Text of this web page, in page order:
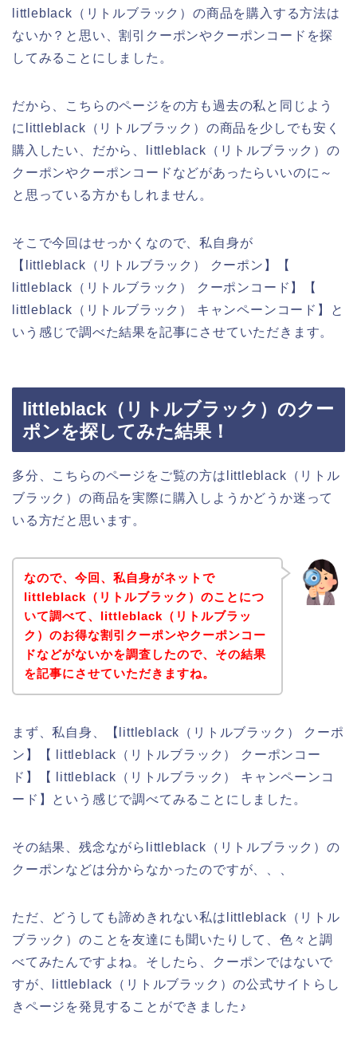
littleblack（リトルブラック）の商品を購入する方法は
ないか？と思い、割引クーポンやクーポンコードを探
してみることにしました。
だから、こちらのページをの方も過去の私と同じよう
にlittleblack（リトルブラック）の商品を少しでも安く
購入したい、だから、littleblack（リトルブラック）の
クーポンやクーポンコードなどがあったらいいのに～
と思っている方かもしれません。
そこで今回はせっかくなので、私自身が
【littleblack（リトルブラック） クーポン】【
littleblack（リトルブラック） クーポンコード】【
littleblack（リトルブラック） キャンペーンコード】と
いう感じで調べた結果を記事にさせていただきます。
littleblack（リトルブラック）のクー
ポンを探してみた結果！
多分、こちらのページをご覧の方はlittleblack（リトル
ブラック）の商品を実際に購入しようかどうか迷って
いる方だと思います。
なので、今回、私自身がネットで
littleblack（リトルブラック）のことにつ
いて調べて、littleblack（リトルブラッ
ク）のお得な割引クーポンやクーポンコー
ドなどがないかを調査したので、その結果
を記事にさせていただきますね。
まず、私自身、【littleblack（リトルブラック） クーポ
ン】【 littleblack（リトルブラック） クーポンコー
ド】【 littleblack（リトルブラック） キャンペーンコ
ード】という感じで調べてみることにしました。
その結果、残念ながらlittleblack（リトルブラック）の
クーポンなどは分からなかったのですが、、、
ただ、どうしても諦めきれない私はlittleblack（リトル
ブラック）のことを友達にも聞いたりして、色々と調
べてみたんですよね。そしたら、クーポンではないで
すが、littleblack（リトルブラック）の公式サイトらし
きページを発見することができました♪